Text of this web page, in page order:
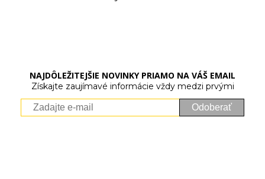
NAJDÔLEŽITEJŠIE NOVINKY PRIAMO NA VÁŠ EMAIL
Získajte zaujímavé informácie vždy medzi prvými
Odoberať